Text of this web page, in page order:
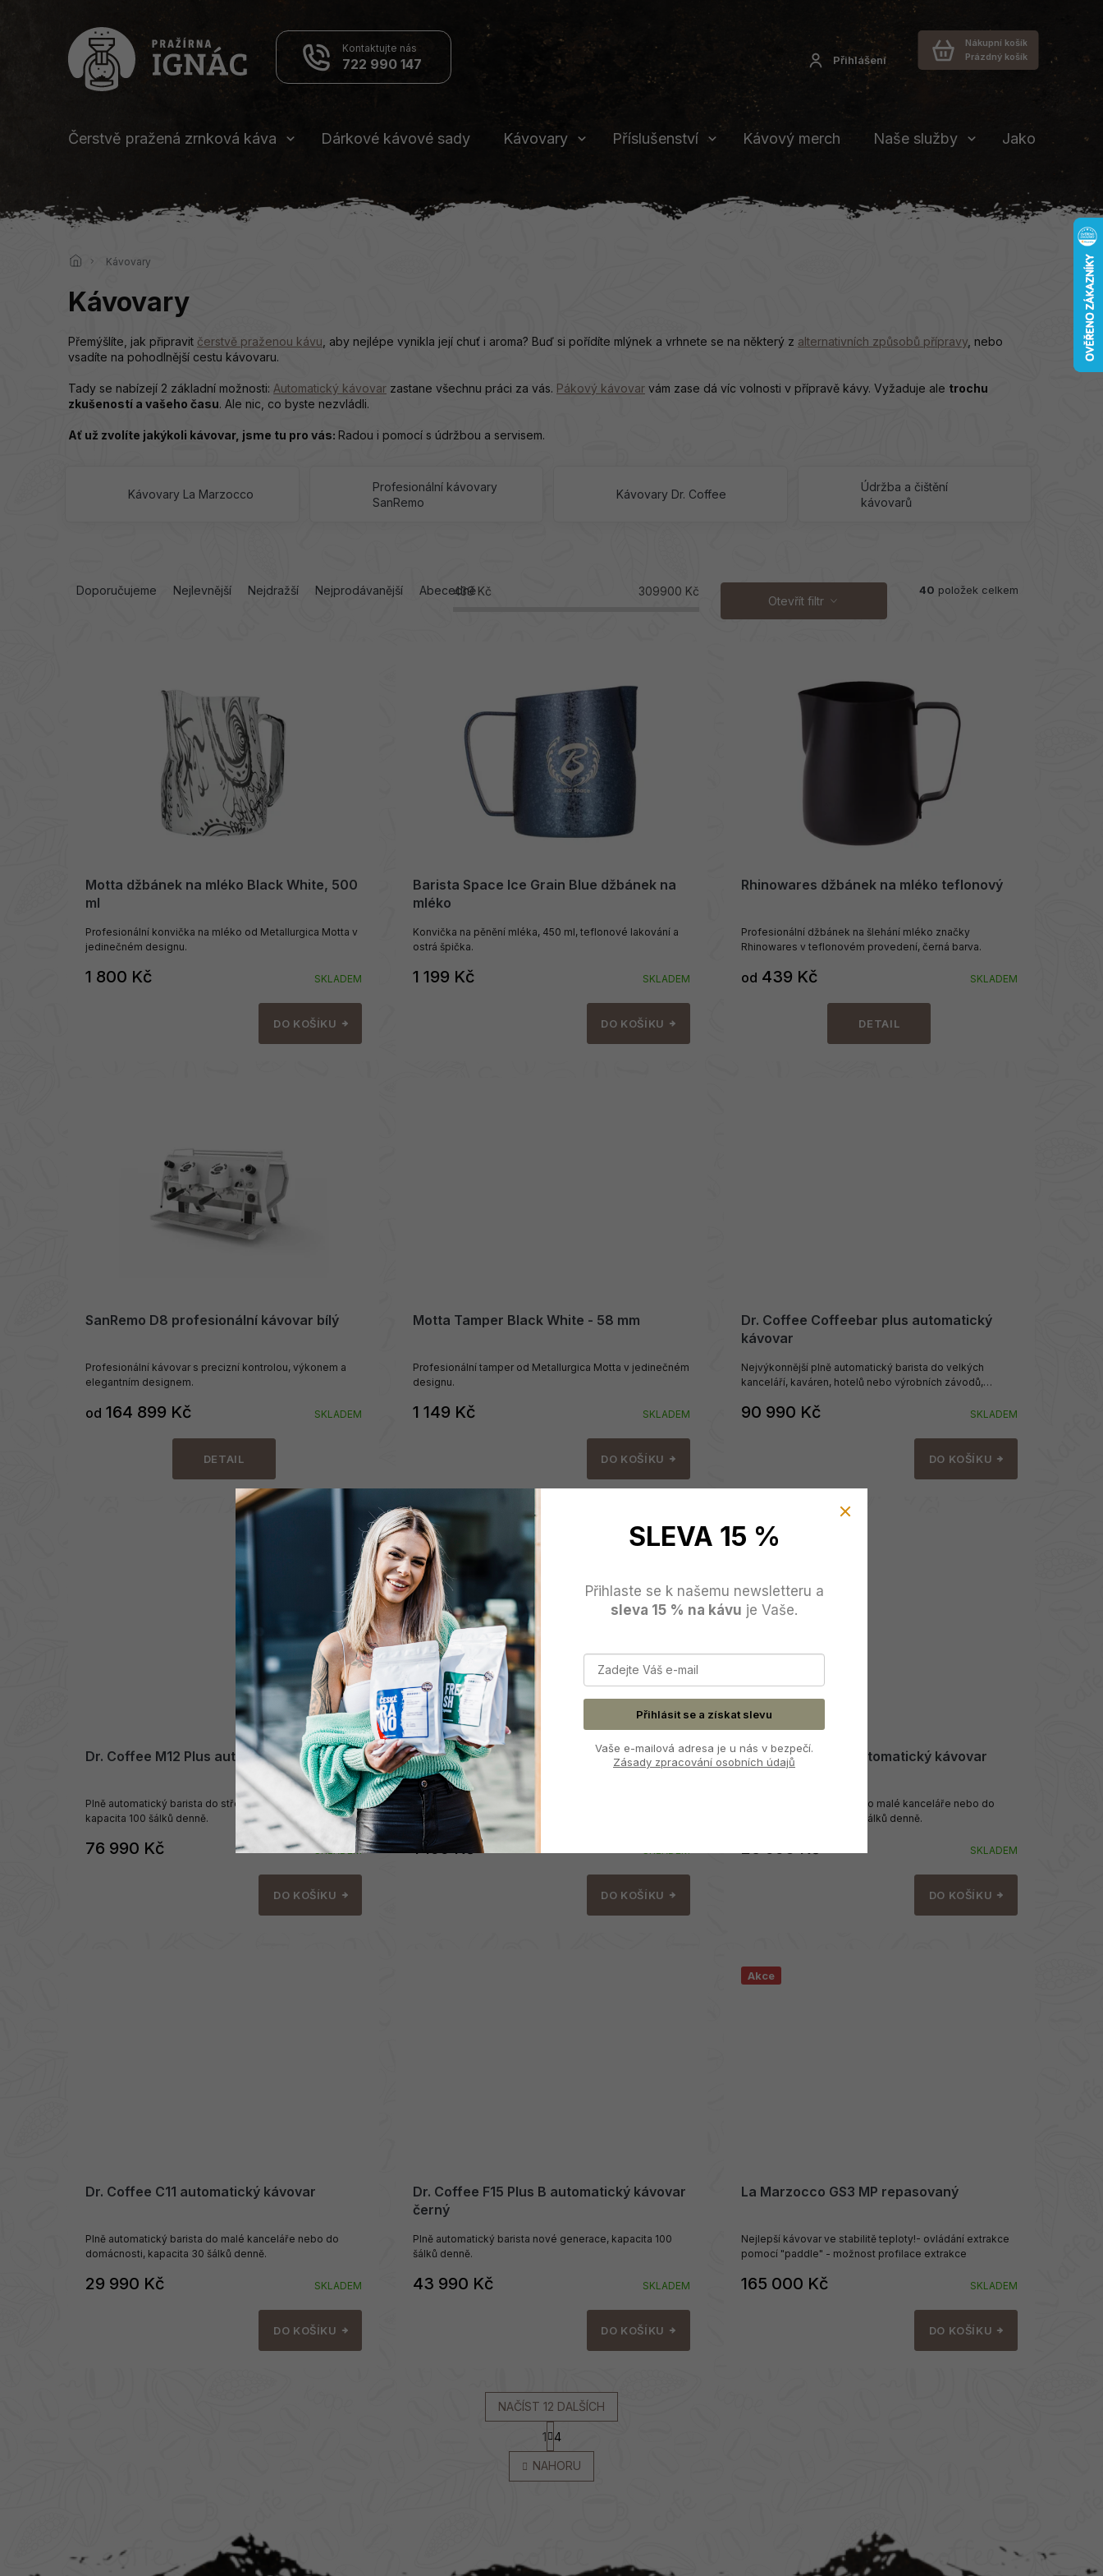
722 990 147 Přihlášení
Nákupní košík
Prázdný košík
Čerstvě pražená zrnková káva Dárkové kávové sady Kávovary Příslušenství Kávový merch Naše služby Jakou vybrat
Kávovary
Kávovary
Přemýšlíte, jak připravit čerstvě praženou kávu , aby nejlépe vynikla její chuť i aroma? Buď si pořídíte mlýnek a vrhnete se na některý z alternativních způsobů přípravy , nebo
vsadíte na pohodlnější cestu kávovaru.
Tady se nabízejí 2 základní možnosti: Automatický kávovar zastane všechnu práci za vás. Pákový kávovar vám zase dá víc volnosti v přípravě kávy. Vyžaduje ale trochu
zkušeností a vašeho času. Ale nic, co byste nezvládli.
Ať už zvolíte jakýkoli kávovar, jsme tu pro vás: Radou i pomocí s údržbou a servisem.
Kávovary La Marzocco
Profesionální kávovary
SanRemo
Kávovary Dr. Coffee
Údržba a čištění
kávovarů
Doporučujeme Nejlevnější Nejdražší Nejprodávanější Abecedně 40 položek celkem
Otevřít filtr
439Kč 309900 Kč
Motta džbánek na mléko Black White, 500
ml
SKLADEM
1 800 Kč
DO KOŠÍKU
Profesionální konvička na mléko od Metallurgica Motta v
jedinečném designu.
Barista Space Ice Grain Blue džbánek na
mléko
SKLADEM
1 199 Kč
DO KOŠÍKU
Konvička na pěnění mléka, 450 ml, teflonové lakování a
ostrá špička.
Rhinowares džbánek na mléko teflonový
SKLADEM
od 439 Kč
DETAIL
Profesionální džbánek na šlehání mléko značky
Rhinowares v teflonovém provedení, černá barva.
SanRemo D8 profesionální kávovar bílý
SKLADEM
od 164 899 Kč
DETAIL
Profesionální kávovar s precizní kontrolou, výkonem a
elegantním designem.
Motta Tamper Black White - 58 mm
SKLADEM
1 149 Kč
DO KOŠÍKU
Profesionální tamper od Metallurgica Motta v jedinečném
designu.
Dr. Coffee Coffeebar plus automatický
kávovar
SKLADEM
90 990 Kč
DO KOŠÍKU
Nejvýkonnější plně automatický barista do velkých
kanceláří, kaváren, hotelů nebo výrobních závodů,
Dr. Coffee M12 Plus automatický kávovar
SKLADEM
76 990 Kč
DO KOŠÍKU
Plně automatický barista do střední a velké kanceláře,
kapacita 100 šálků denně.
Barista Space Ice Grain Black džbánek na
mléko
1 199 Kč
DO KOŠÍKU
Konvička na pěnění mléka, 450 ml, teflonové lakování a
ostrá špička.
Dr. Coffee C10 B automatický kávovar
SKLADEM
DO KOŠÍKU
Plně automatický barista do malé kanceláře nebo do
domácnosti, kapacita 30 šálků denně.
Dr. Coffee C11 automatický kávovar
SKLADEM
29 990 Kč
DO KOŠÍKU
Plně automatický barista do malé kanceláře nebo do
domácnosti, kapacita 30 šálků denně.
Dr. Coffee F15 Plus B automatický kávovar
černý
SKLADEM
43 990 Kč
DO KOŠÍKU
Plně automatický barista nové generace, kapacita 100
šálků denně.
Akce
La Marzocco GS3 MP repasovaný
SKLADEM
165 000 Kč
DO KOŠÍKU
Nejlepší kávovar ve stabilitě teploty!- ovládání extrakce
pomocí "paddle" - možnost profilace extrakce
O
v
NAČÍST 12 DALŠÍCH
S
t
r
á
n
1 4
NAHORU
SLEVA 15 %
Přihlaste se k našemu newsletteru a
sleva 15 % na kávu je Vaše.
Přihlásit se a získat slevu
Vaše e-mailová adresa je u nás v bezpečí.
Zásady zpracování osobních údajů